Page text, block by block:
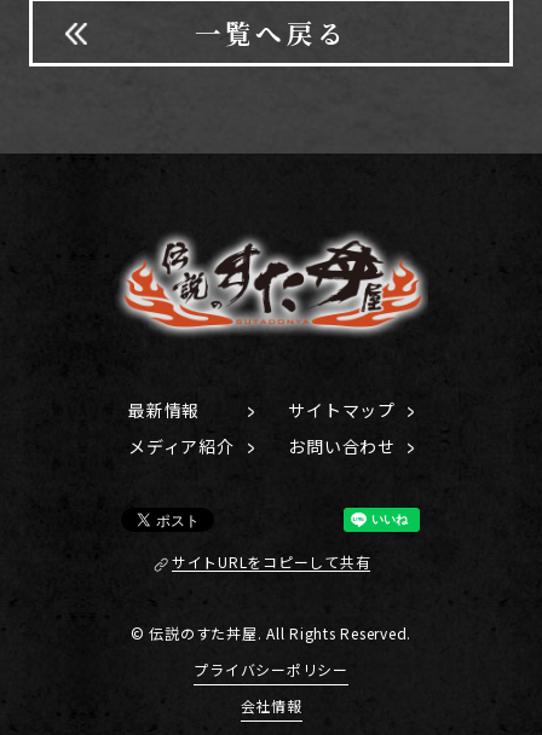
一覧へ戻る
最新情報
メディア紹介
サイトマップ
お問い合わせ
サイトURLをコピーして共有
© 伝説のすた丼屋. All Rights Reserved.
プライバシーポリシー
会社情報